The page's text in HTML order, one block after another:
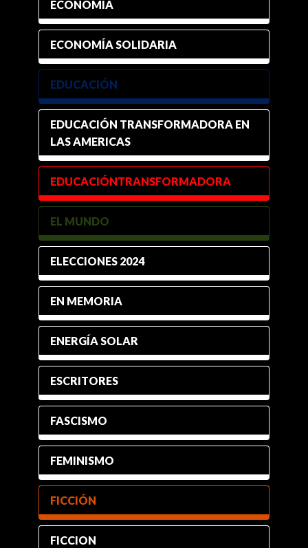
ECONOMÍA
ECONOMÍA SOLIDARIA
EDUCACIÓN
EDUCACIÓN TRANSFORMADORA EN
LAS AMERICAS
EDUCACIÓNTRANSFORMADORA
EL MUNDO
ELECCIONES 2024
EN MEMORIA
ENERGÍA SOLAR
ESCRITORES
FASCISMO
FEMINISMO
FICCIÓN
FICCION